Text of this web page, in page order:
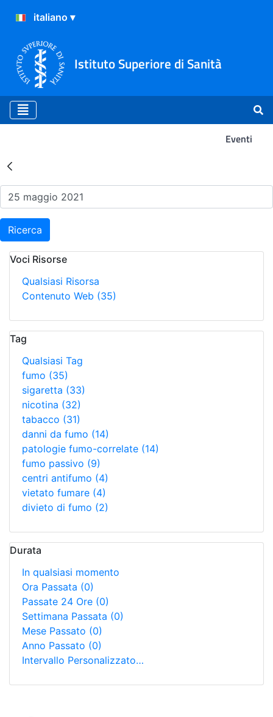
Istituto Superiore di Sanità
Eventi
Risultati della Ricerca -
Ricerca
Voci Risorse
Qualsiasi Risorsa
Contenuto Web (35)
Tag
Qualsiasi Tag
fumo (35)
sigaretta (33)
nicotina (32)
tabacco (31)
danni da fumo (14)
patologie fumo-correlate (14)
fumo passivo (9)
centri antifumo (4)
vietato fumare (4)
divieto di fumo (2)
Durata
In qualsiasi momento
Ora Passata (0)
Passate 24 Ore (0)
Settimana Passata (0)
Mese Passato (0)
Anno Passato (0)
Intervallo Personalizzato…